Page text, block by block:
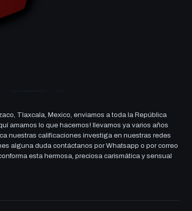
Tlaxcala, Mexico, enviamos a toda la República
amamos lo que hacemos! llevamos ya varios años
nuestras calificaciones investiga en nuestras redes
alguna duda contáctanos por Whatsapp o por correo
esta hermosa, preciosa carismática y sensual